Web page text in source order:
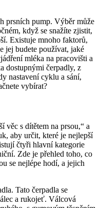
prsních pump. Výběr může
když se snažíte zjistit,
Existuje mnoho faktorů,
jej budete používat, jaké
mléka na pracovišti a
dostupnými čerpadly, z
nastavení cyklu a sání,
vybírat?
věc s dítětem na prsou,“ a
aby určit, které je nejlepší
čtyři hlavní kategorie
Zde je přehled toho, co
se nejlépe hodí, a jejich
Tato čerpadla se
a rukojeť. Válcová